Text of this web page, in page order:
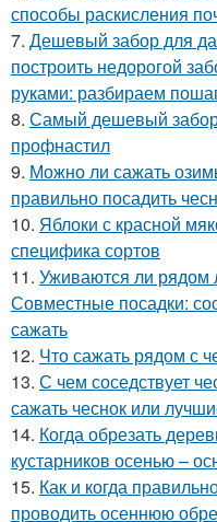
способы раскисления
7. Дешевый забор для
построить недорогой
руками: разбираем
8. Самый дешевый
профнастил
9. Можно ли сажать
правильно посадить
10. Яблоки с красной
специфика сортов
11. Уживаются ли рядом
Совместные посадки:
сажать
12. Что сажать рядом с
13. С чем соседствует
сажать чеснок или
14. Когда обрезать
кустарников осенью –
15. Как и когда
проводить осеннюю